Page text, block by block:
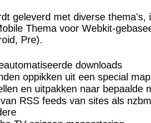
geleverd met diverse thema's,
Thema voor Webkit-
Pre).
downloads
oppikken uit een special map
en uitpakken naar bepaalde
RSS feeds van sites als